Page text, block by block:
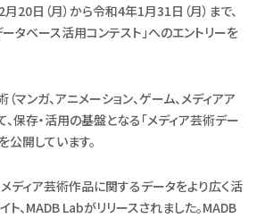
日（月）から令和4年1月31日（月）まで、
タベース活用コンテスト」へのエントリーを
マンガ、アニメーション、ゲーム、メディアア
、保存・活用の基盤となる「メディア芸術デー
公開しています。
ディア芸術作品に関するデータをより広く活
ト、MADB Labがリリースされました。MADB